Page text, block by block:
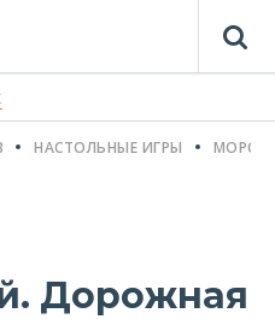
НАСТОЛЬНЫЕ ИГРЫ
Дорожная